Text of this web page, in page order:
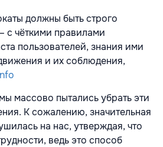
должны быть строго
с чёткими правилами
пользователей, знания ими
и их соблюдения,
массово пытались убрать эти
К сожалению, значительная
на нас, утверждая, что
ведь это способ